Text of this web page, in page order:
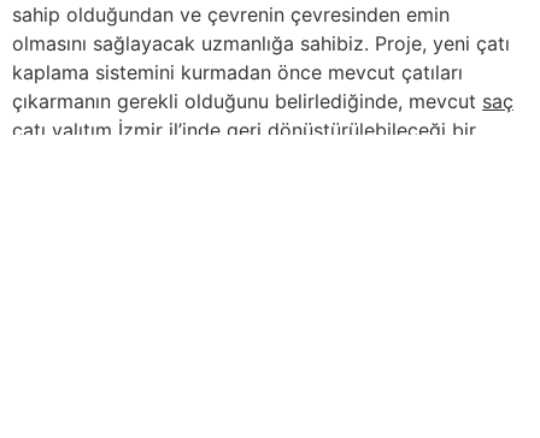
sahip olduğundan ve çevrenin çevresinden emin
olmasını sağlayacak uzmanlığa sahibiz. Proje, yeni çatı
kaplama sistemini kurmadan önce mevcut çatıları
çıkarmanın gerekli olduğunu belirlediğinde, mevcut saç
çatı yalıtım İzmir il’inde geri dönüştürülebileceği bir